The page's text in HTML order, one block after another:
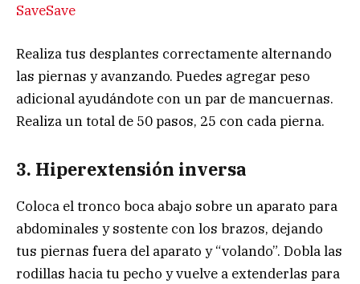
SaveSave
Realiza tus desplantes correctamente alternando
las piernas y avanzando. Puedes agregar peso
adicional ayudándote con un par de mancuernas.
Realiza un total de 50 pasos, 25 con cada pierna.
3. Hiperextensión inversa
Coloca el tronco boca abajo sobre un aparato para
abdominales y sostente con los brazos, dejando
tus piernas fuera del aparato y “volando”. Dobla las
rodillas hacia tu pecho y vuelve a extenderlas para